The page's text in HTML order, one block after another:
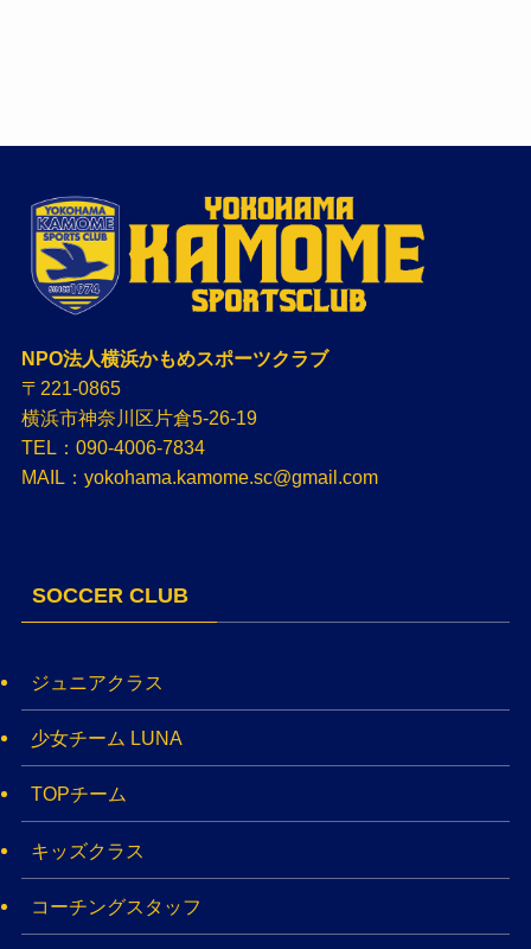
NPO法人横浜かもめスポーツクラブ
〒221-0865
横浜市神奈川区片倉5-26-19
TEL：090-4006-7834
MAIL：yokohama.kamome.sc@gmail.com
SOCCER CLUB
ジュニアクラス
少女チーム LUNA
TOPチーム
キッズクラス
コーチングスタッフ